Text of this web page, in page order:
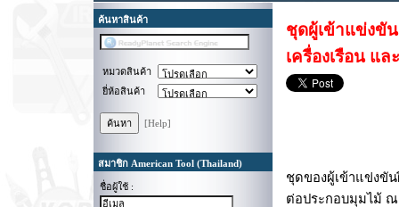
ค้นหาสินค้า
หมวดสินค้า
ยี่ห้อสินค้า
[Help]
สมาชิก American Tool (Thailand)
ชื่อผู้ใช้ :
ชุดผู้เข้าแข่งขั
เครื่องเรือน แ
ชุดของผู้เข้าแข่งขั
ต่อประกอบมุมไม้ ณ